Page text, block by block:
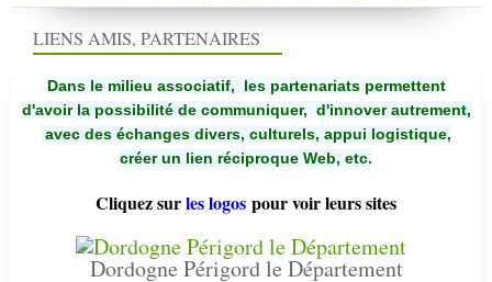
LIENS AMIS, PARTENAIRES
Dans le milieu associatif, les partenariats permettent
d'avoir la possibilité de communiquer, d'innover autrement,
avec des échanges divers, culturels, appui logistique,
créer un lien réciproque Web, etc.
Cliquez surles logos pour voir leurs sites
Dordogne Périgord le Département